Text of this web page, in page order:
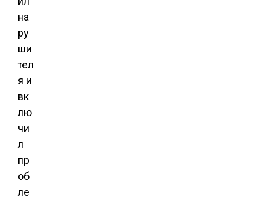
на
ру
ши
тел
я и
вк
лю
чи
л
пр
об
ле